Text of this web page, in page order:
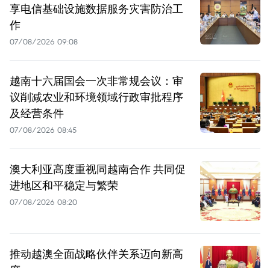
享电信基础设施数据服务灾害防治工
作
07/08/2026 09:08
越南十六届国会一次非常规会议：审
议削减农业和环境领域行政审批程序
及经营条件
07/08/2026 08:45
澳大利亚高度重视同越南合作 共同促
进地区和平稳定与繁荣
07/08/2026 08:20
推动越澳全面战略伙伴关系迈向新高